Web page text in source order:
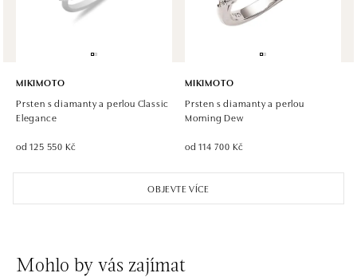
OBJEVTE VÍCE
MIKIMOTO
Prsten s diamanty a perlou Classic
Elegance
od 125 550 Kč
MIKIMOTO
Prsten s diamanty a perlou
Morning Dew
od 114 700 Kč
Mohlo by vás zajímat